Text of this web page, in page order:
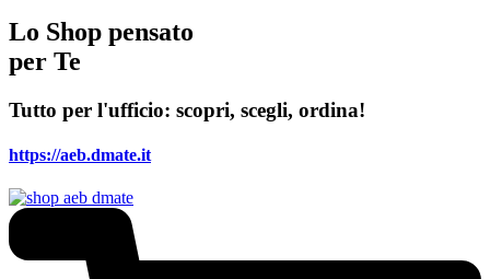
Lo Shop pensato
per Te
Tutto per l'ufficio: scopri, scegli, ordina!
https://aeb.dmate.it